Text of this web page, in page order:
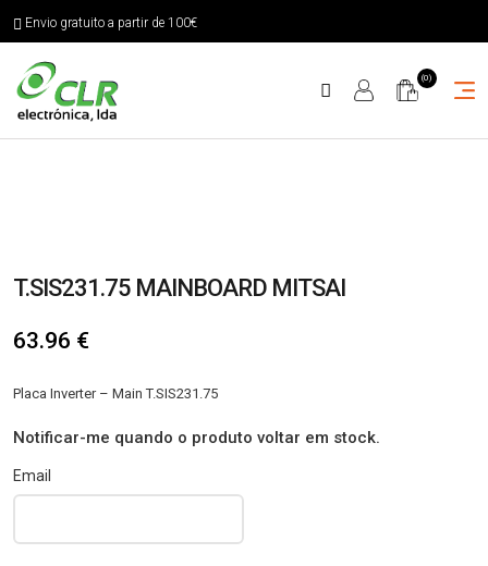
Envio gratuito a partir de 100€
(0)
T.SIS231.75 MAINBOARD MITSAI
63.96 €
Placa Inverter – Main T.SIS231.75
Notificar-me quando o produto voltar em stock.
Email